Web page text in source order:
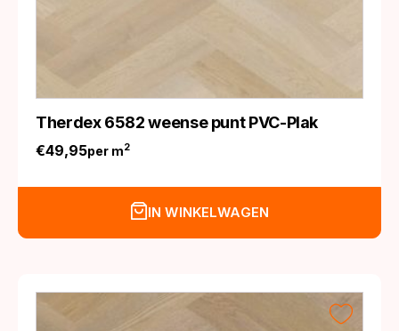
Therdex 6582 weense punt PVC-Plak
€49,95per m2
IN WINKELWAGEN